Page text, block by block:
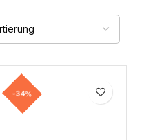
-34%